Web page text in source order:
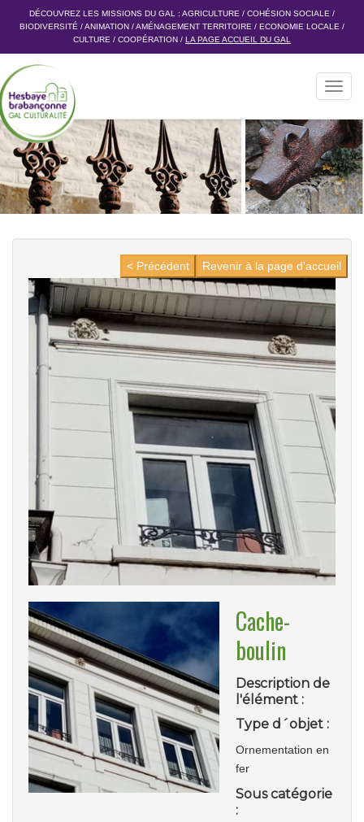
DÉCOUVREZ LES MISSIONS DU GAL : AGRICULTURE / COHÉSION SOCIALE /
BIODIVERSITÉ /ANIMATION /AMÉNAGEMENT TERRITOIRE / ECONOMIE LOCALE /
CULTURE / COOPÉRATION / LA PAGE ACCUEIL DU GAL
Revenir à la page d'accueil
< Précédent
Cache-
boulin
Description de
l'élément :
Type d´objet :
Ornementation en
fer
Sous catégorie
: